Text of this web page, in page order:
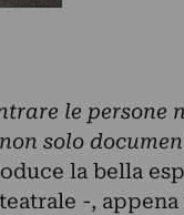
le persone
solo
la bella
-, appena